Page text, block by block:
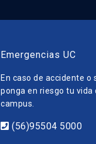
Emergencias UC
En caso de accidente o
ponga en riesgo tu vida
campus.
(56)95504 5000